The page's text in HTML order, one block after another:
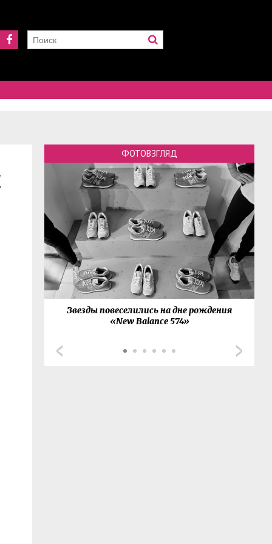
ФОТОВЗГЛЯД
Звезды повеселились на дне рождения
«New Balance 574»